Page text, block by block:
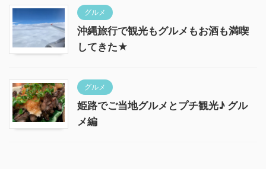
グルメ
沖縄旅行で観光もグルメもお酒も満喫
してきた★
グルメ
姫路でご当地グルメとプチ観光♪ グル
メ編